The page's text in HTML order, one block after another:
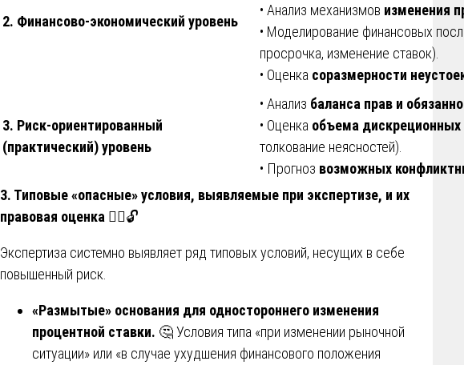
2. Финансово-экономический уровень
• Анализ механизмов изменения
• Моделирование финансовых
просрочка, изменение ставок).
• Оценка соразмерности
3. Риск-ориентированный
(практический) уровень
• Анализ баланса прав и
• Оценка объема дискреционных
толкование неясностей).
• Прогноз возможных
3. Типовые «опасные» условия, выявляемые при экспертизе, и их
правовая оценка 🕵️‍♂️🔓
Экспертиза системно выявляет ряд типовых условий, несущих в себе
повышенный риск.
«Размытые» основания для одностороннего изменения
процентной ставки. 🤔 Условия типа «при изменении рыночной
ситуации» или «в случае ухудшения финансового положения